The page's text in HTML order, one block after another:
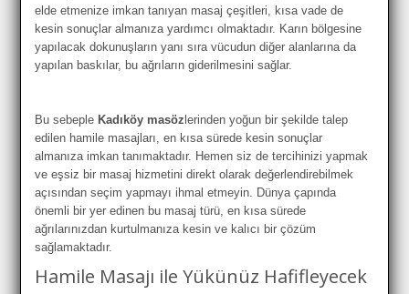
elde etmenize imkan tanıyan masaj çeşitleri, kısa vade de
kesin sonuçlar almanıza yardımcı olmaktadır. Karın bölgesine
yapılacak dokunuşların yanı sıra vücudun diğer alanlarına da
yapılan baskılar, bu ağrıların giderilmesini sağlar.
Bu sebeple Kadıköy masözlerinden yoğun bir şekilde talep
edilen hamile masajları, en kısa sürede kesin sonuçlar
almanıza imkan tanımaktadır. Hemen siz de tercihinizi yapmak
ve eşsiz bir masaj hizmetini direkt olarak değerlendirebilmek
açısından seçim yapmayı ihmal etmeyin. Dünya çapında
önemli bir yer edinen bu masaj türü, en kısa sürede
ağrılarınızdan kurtulmanıza kesin ve kalıcı bir çözüm
sağlamaktadır.
Hamile Masajı ile Yükünüz Hafifleyecek